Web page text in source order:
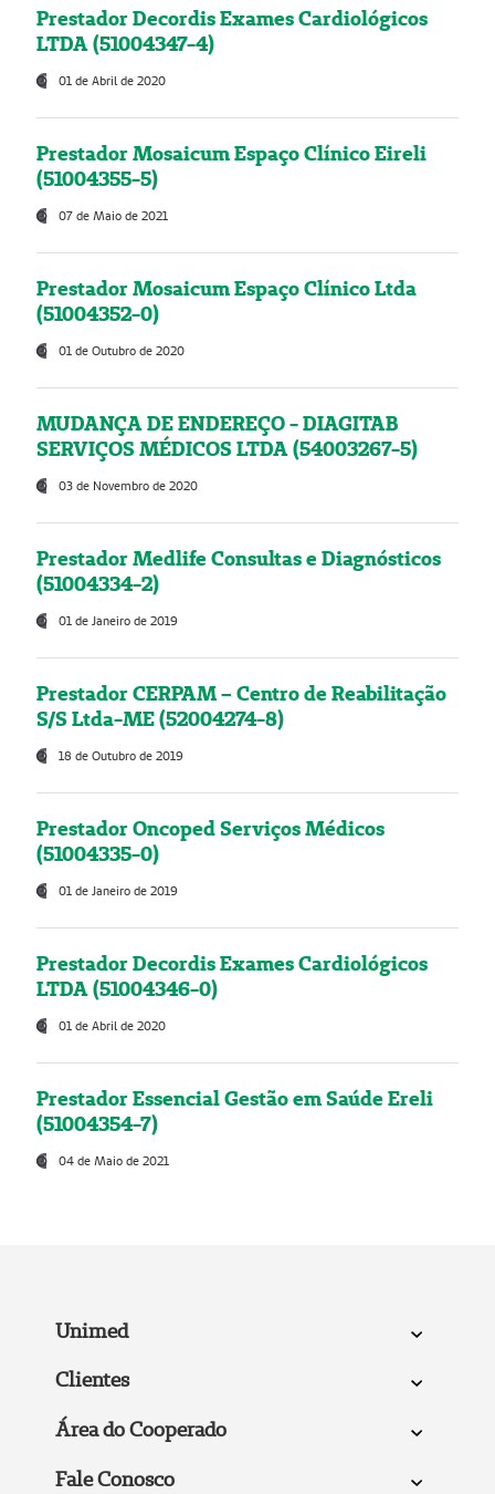
Prestador Decordis Exames Cardiológicos
LTDA (51004347-4)
01 de Abril de 2020
Prestador Mosaicum Espaço Clínico Eireli
(51004355-5)
07 de Maio de 2021
Prestador Mosaicum Espaço Clínico Ltda
(51004352-0)
01 de Outubro de 2020
MUDANÇA DE ENDEREÇO - DIAGITAB
SERVIÇOS MÉDICOS LTDA (54003267-5)
03 de Novembro de 2020
Prestador Medlife Consultas e Diagnósticos
(51004334-2)
01 de Janeiro de 2019
Prestador CERPAM – Centro de Reabilitação
S/S Ltda-ME (52004274-8)
18 de Outubro de 2019
Prestador Oncoped Serviços Médicos
(51004335-0)
01 de Janeiro de 2019
Prestador Decordis Exames Cardiológicos
LTDA (51004346-0)
01 de Abril de 2020
Prestador Essencial Gestão em Saúde Ereli
(51004354-7)
04 de Maio de 2021
Unimed
Clientes
Área do Cooperado
Fale Conosco